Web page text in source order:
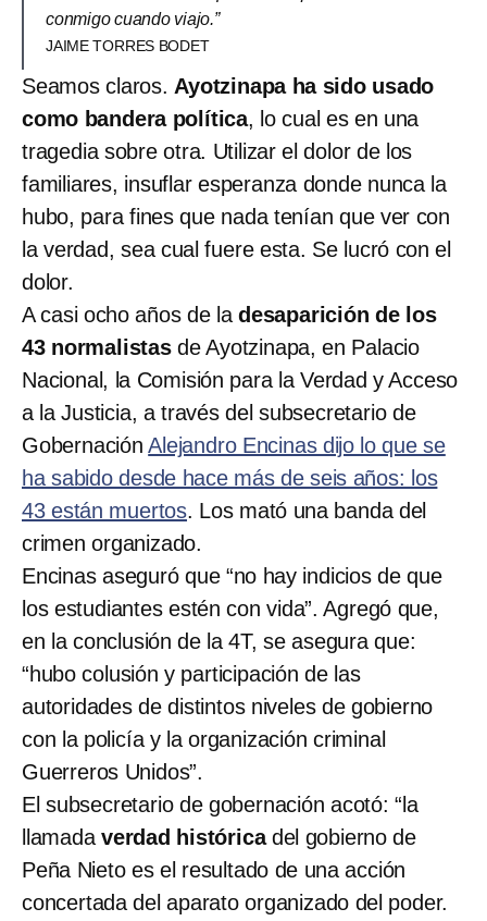
conmigo cuando viajo.”
JAIME TORRES BODET
Seamos claros. Ayotzinapa ha sido usado
como bandera política, lo cual es en una
tragedia sobre otra. Utilizar el dolor de los
familiares, insuflar esperanza donde nunca la
hubo, para fines que nada tenían que ver con
la verdad, sea cual fuere esta. Se lucró con el
dolor.
A casi ocho años de la desaparición de los
43 normalistasde Ayotzinapa, en Palacio
Nacional, la Comisión para la Verdad y Acceso
a la Justicia, a través del subsecretario de
GobernaciónAlejandro Encinas dijo lo que se
ha sabido desde hace más de seis años: los
43 están muertos. Los mató una banda del
crimen organizado.
Encinas aseguró que “no hay indicios de que
los estudiantes estén con vida”. Agregó que,
en la conclusión de la 4T, se asegura que:
“hubo colusión y participación de las
autoridades de distintos niveles de gobierno
con la policía y la organización criminal
Guerreros Unidos”.
El subsecretario de gobernación acotó: “la
llamada verdad históricadel gobierno de
Peña Nieto es el resultado de una acción
concertada del aparato organizado del poder.